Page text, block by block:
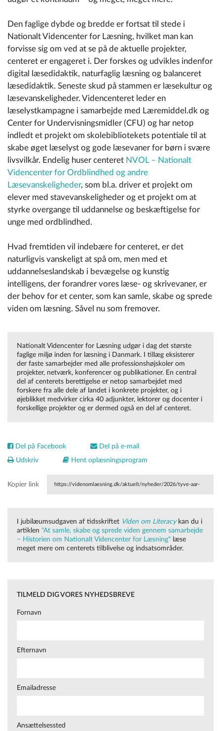
Den faglige dybde og bredde er fortsat til stede i
Nationalt Videncenter for Læsning, hvilket man kan
forvisse sig om ved at se på de aktuelle projekter,
centeret er engageret i. Der forskes og udvikles indenfor
digital læsedidaktik, naturfaglig læsning og balanceret
læsedidaktik. Seneste skud på stammen er læsekultur og
læsevanskeligheder. Videncenteret leder en
læselystkampagne i samarbejde med Læremiddel.dk og
Center for Undervisningsmidler (CFU) og har netop
indledt et projekt om skolebibliotekets potentiale til at
skabe øget læselyst og gode læsevaner for børn i svære
livsvilkår. Endelig huser centeret NVOL – Nationalt
Videncenter for Ordblindhed og andre
Læsevanskeligheder, som bl.a. driver et projekt om
elever med stavevanskeligheder og et projekt om at
styrke overgange til uddannelse og beskæftigelse for
unge med ordblindhed.
Hvad fremtiden vil indebære for centeret, er det
naturligvis vanskeligt at spå om, men med et
uddannelseslandskab i bevægelse og kunstig
intelligens, der forandrer vores læse- og skrivevaner, er
der behov for et center, som kan samle, skabe og sprede
viden om læsning. Såvel nu som fremover.
Nationalt Videncenter for Læsning udgør i dag det største
faglige miljø inden for læsning i Danmark. I tillæg eksisterer
der faste samarbejder med alle professionshøjskoler om
projekter, netværk, konferencer og publikationer. En central
del af centerets berettigelse er netop samarbejdet med
forskere fra alle dele af landet i konkrete projekter, og i
øjeblikket medvirker cirka 40 adjunkter, lektorer og docenter i
forskellige projekter og er dermed også en del af centeret.
Del på Facebook
Del på e-mail
Udskriv
Hent oplæsningsprogram
Kopier link https://videnomlaesning.dk/aktuelt/nyheder/2026/tyve-aar-
jubilæumsudgaven af tidsskriftet Viden om Literacy kan du i
artiklen "At samle, skabe og sprede viden gennem samarbejde
− Historien om Nationalt Videncenter for Læsning" læse
meget mere om centerets tilblivelse og indsatsområder.
TILMELD DIG VORES NYHEDSBREVE
Fornavn
Efternavn
Emailadresse
Ansættelsessted